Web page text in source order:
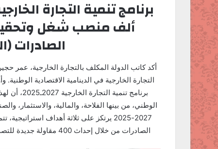
الصادرات
أكد كاتب الدولة المكلف بالتجارة الخارجية، عمر
التجارة الخارجية في الدينامية الاقتصادية
برنامج
الوطني، من بينها الفلاحة، والمالية، والاستثمار،
الصادرات من خلال إحداث 400 مقاولة جديدة للتصدير سنويا، وتحقيق 84 مليار درهم إضافية في قطاع التصدير.